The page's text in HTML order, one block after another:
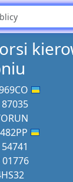
87035
54741
01776